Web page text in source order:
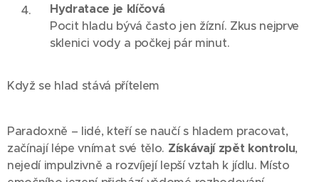
Hydratace je klíčová
Pocit hladu bývá často jen žízní. Zkus nejprve
sklenici vody a počkej pár minut.
Když se hlad stává přítelem
Paradoxně – lidé, kteří se naučí s hladem pracovat,
začínají lépe vnímat své tělo. Získávají zpět kontrolu,
nejedí impulzivně a rozvíjejí lepší vztah k jídlu. Místo